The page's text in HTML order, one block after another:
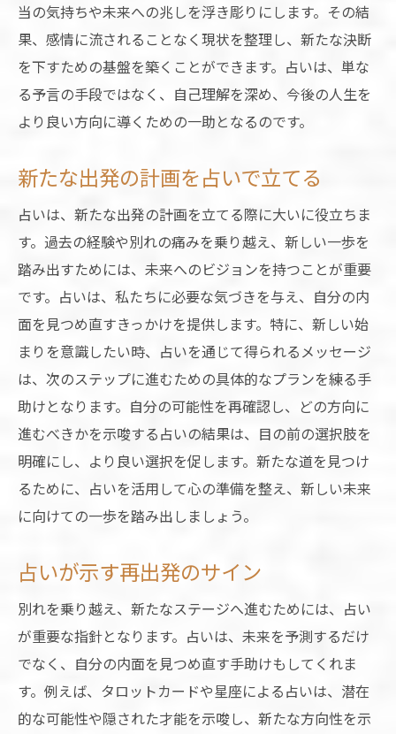
当の気持ちや未来への兆しを浮き彫りにします。その結
果、感情に流されることなく現状を整理し、新たな決断
を下すための基盤を築くことができます。占いは、単な
る予言の手段ではなく、自己理解を深め、今後の人生を
より良い方向に導くための一助となるのです。
新たな出発の計画を占いで立てる
占いは、新たな出発の計画を立てる際に大いに役立ちま
す。過去の経験や別れの痛みを乗り越え、新しい一歩を
踏み出すためには、未来へのビジョンを持つことが重要
です。占いは、私たちに必要な気づきを与え、自分の内
面を見つめ直すきっかけを提供します。特に、新しい始
まりを意識したい時、占いを通じて得られるメッセージ
は、次のステップに進むための具体的なプランを練る手
助けとなります。自分の可能性を再確認し、どの方向に
進むべきかを示唆する占いの結果は、目の前の選択肢を
明確にし、より良い選択を促します。新たな道を見つけ
るために、占いを活用して心の準備を整え、新しい未来
に向けての一歩を踏み出しましょう。
占いが示す再出発のサイン
別れを乗り越え、新たなステージへ進むためには、占い
が重要な指針となります。占いは、未来を予測するだけ
でなく、自分の内面を見つめ直す手助けもしてくれま
す。例えば、タロットカードや星座による占いは、潜在
的な可能性や隠された才能を示唆し、新たな方向性を示